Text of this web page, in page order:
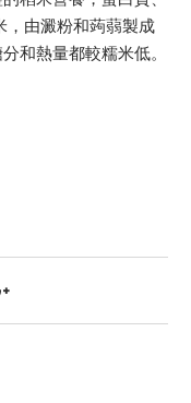
，由澱粉和蒟蒻製成
和熱量都較糯米低。